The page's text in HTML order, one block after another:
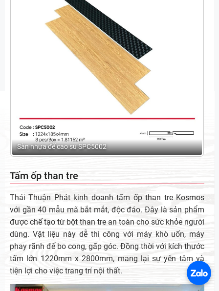
Sàn nhựa đế cao su SPC5002
Tấm ốp than tre
Thái Thuận Phát kinh doanh tấm ốp than tre Kosmos
với gần 40 mẫu mã bắt mắt, độc đáo. Đây là sản phẩm
được chế tạo từ bột than tre an toàn cho sức khỏe người
dùng. Vật liệu này dễ thi công với máy khò uốn, máy
phay rãnh để bo cong, gấp góc. Đồng thời với kích thước
tấm lớn 1220mm x 2800mm, mang lại sự yên tâm và
tiện lợi cho việc trang trí nội thất.